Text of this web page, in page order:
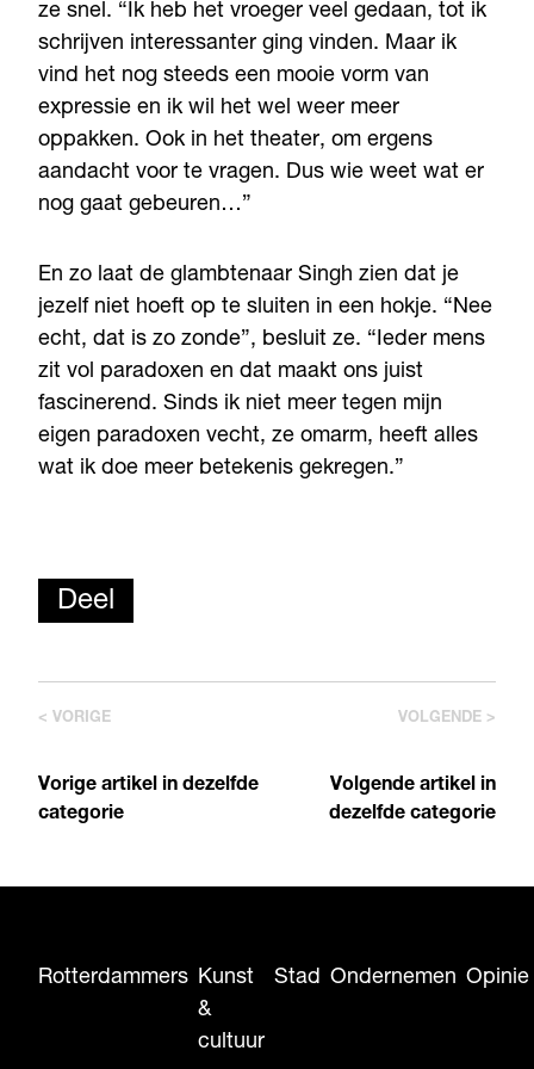
ze snel. “Ik heb het vroeger veel gedaan, tot ik
schrijven interessanter ging vinden. Maar ik
vind het nog steeds een mooie vorm van
expressie en ik wil het wel weer meer
oppakken. Ook in het theater, om ergens
aandacht voor te vragen. Dus wie weet wat er
nog gaat gebeuren…”
En zo laat de glambtenaar Singh zien dat je
jezelf niet hoeft op te sluiten in een hokje. “Nee
echt, dat is zo zonde”, besluit ze. “Ieder mens
zit vol paradoxen en dat maakt ons juist
fascinerend. Sinds ik niet meer tegen mijn
eigen paradoxen vecht, ze omarm, heeft alles
wat ik doe meer betekenis gekregen.”
Deel
< VORIGE
Vorige artikel in dezelfde
categorie
VOLGENDE >
Volgende artikel in
dezelfde categorie
Rotterdammers Kunst
&
cultuur
Stad Ondernemen Opinie